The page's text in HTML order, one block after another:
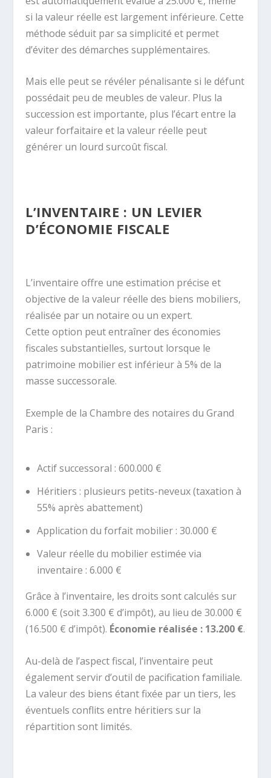
si la valeur réelle est largement inférieure. Cette
méthode séduit par sa simplicité et permet
d’éviter des démarches supplémentaires.
Mais elle peut se révéler pénalisante si le défunt
possédait peu de meubles de valeur. Plus la
succession est importante, plus l’écart entre la
valeur forfaitaire et la valeur réelle peut
générer un lourd surcoût fiscal.
L’INVENTAIRE : UN LEVIER
D’ÉCONOMIE FISCALE
L’inventaire offre une estimation précise et
objective de la valeur réelle des biens mobiliers,
réalisée par un notaire ou un expert.
Cette option peut entraîner des économies
fiscales substantielles, surtout lorsque le
patrimoine mobilier est inférieur à 5% de la
masse successorale.
Exemple de la Chambre des notaires du Grand
Paris :
Actif successoral : 600.000 €
Héritiers : plusieurs petits-neveux (taxation à
55% après abattement)
Application du forfait mobilier : 30.000 €
Valeur réelle du mobilier estimée via
inventaire : 6.000 €
Grâce à l’inventaire, les droits sont calculés sur
6.000 € (soit 3.300 € d’impôt), au lieu de 30.000 €
(16.500 € d’impôt). Économie réalisée : 13.200 €.
Au-delà de l’aspect fiscal, l’inventaire peut
également servir d’outil de pacification familiale.
La valeur des biens étant fixée par un tiers, les
éventuels conflits entre héritiers sur la
répartition sont limités.